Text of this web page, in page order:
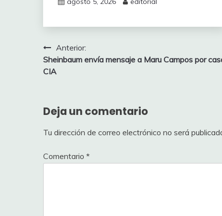
Navegación
de
Anterior:
Sheinbaum envía mensaje a Maru Campos por
CIA
Deja un comentario
Tu dirección de correo electrónico no será
Comentario *